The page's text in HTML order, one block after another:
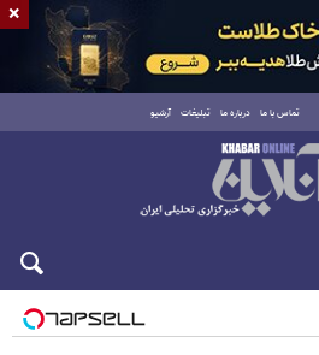
تماس با ما درباره ما تبلیغات آرشیو
×